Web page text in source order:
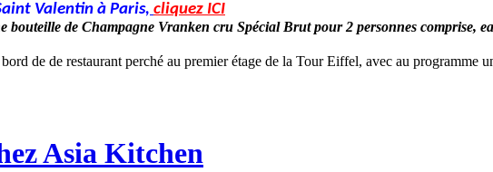
Valentin à Paris, cliquez ICI
bouteille de Champagne Vranken cru Spécial Brut pour 2 personnes comprise,
de de restaurant perché au premier étage de la Tour Eiffel, avec au programme
Asia Kitchen